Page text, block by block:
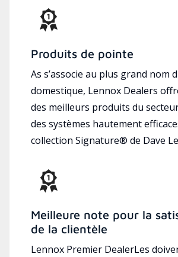
Produits de pointe
As s’associe au plus grand nom
domestique, Lennox Dealers
des meilleurs produits du
des systèmes hautement
collection Signature® de Dave
Meilleure note pour la
de la clientèle
Lennox Premier DealerLes